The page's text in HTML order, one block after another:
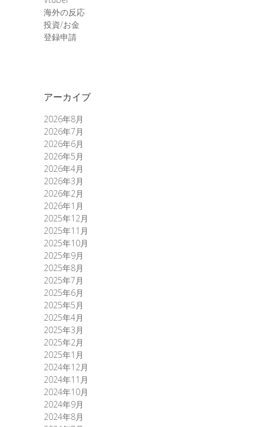
海外の反応
投資/お金
登録申請
アーカイブ
2026年8月
2026年7月
2026年6月
2026年5月
2026年4月
2026年3月
2026年2月
2026年1月
2025年12月
2025年11月
2025年10月
2025年9月
2025年8月
2025年7月
2025年6月
2025年5月
2025年4月
2025年3月
2025年2月
2025年1月
2024年12月
2024年11月
2024年10月
2024年9月
2024年8月